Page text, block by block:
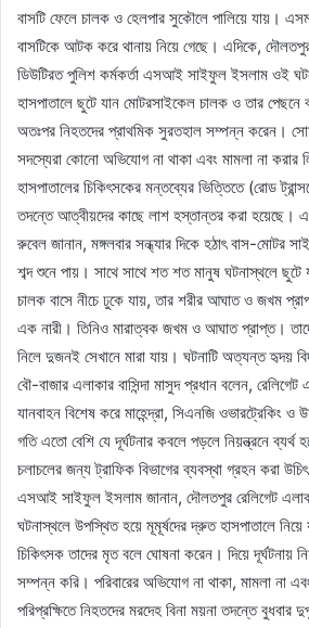
বাসটি ফেলে চালক ও হেলপার সুকৌলে পালিয়ে যায়।
বাসটিকে আটক করে থানায় নিয়ে গেছে। এদিকে,
ডিউটিরত পুলিশ কর্মকর্তা এসআই সাইফুল ইসলাম ওই
হাসপাতালে ছুটে যান মোটরসাইকেল চালক ও তার পেছনে
অতঃপর নিহতদের প্রাথমিক সুরতহাল সম্পন্ন করেন।
সদস্যেরা কোনো অভিযোগ না থাকা এবং মামলা না
হাসপাতালের চিকিৎসকের মন্তব্যের ভিত্তিতে (রোড
তদন্তে আত্বীয়দের কাছে লাশ হস্তান্তর করা হয়েছে। এ
রুবেল জানান, মঙ্গলবার সন্ধ্যার দিকে হঠাৎ বাস-মোটর
শব্দ শুনে পায়। সাথে সাথে শত শত মানুষ ঘটনাস্থলে
চালক বাসে নীচে ঢুকে যায়, তার শরীর আঘাত ও জখম
এক নারী। তিনিও মারাত্বক জখম ও আঘাত প্রাপ্ত।
নিলে দুজনই সেখানে মারা যায়। ঘটনাটি অত্যন্ত হৃদয়
বৌ-বাজার এলাকার বাসিন্দা মাসুদ প্রধান বলেন,
যানবাহন বিশেষ করে মাহেন্দ্রা, সিএনজি ওভারট্রেকিং ও
গতি এতো বেশি যে দূর্ঘটনার কবলে পড়লে নিয়ন্ত্রনে ব্যর্থ
চলাচলের জন্য ট্রাফিক বিভাগের ব্যবস্থা গ্রহন করা
এসআই সাইফুল ইসলাম জানান, দৌলতপুর রেলিগেট
ঘটনাস্থলে উপস্থিত হয়ে মূমূর্ষদের দ্রুত হাসপাতালে
চিকিৎসক তাদের মৃত বলে ঘোষনা করেন। দিয়ে দূর্ঘটনায়
সম্পন্ন করি। পরিবারের অভিযোগ না থাকা, মামলা না
পরিপ্রক্ষিতে নিহতদের মরদেহ বিনা ময়না তদন্তে বুধবার